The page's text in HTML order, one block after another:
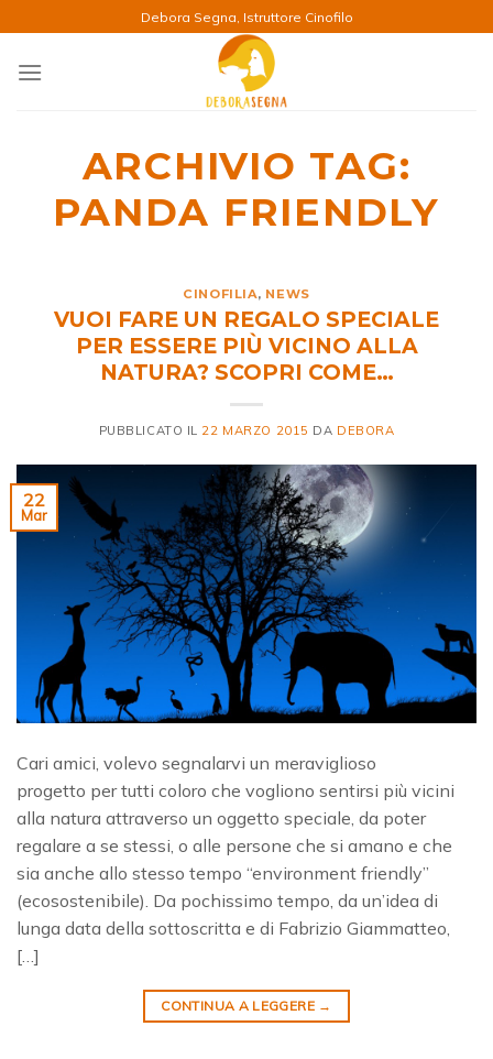
ai
contenuti
Debora Segna, Istruttore Cinofilo
ARCHIVIO TAG:
PANDA FRIENDLY
CINOFILIA, NEWS
VUOI FARE UN REGALO SPECIALE
PER ESSERE PIÙ VICINO ALLA
NATURA? SCOPRI COME…
PUBBLICATO IL 22 MARZO 2015 DA DEBORA
22
Mar
Cari amici, volevo segnalarvi un meraviglioso
progetto per tutti coloro che vogliono sentirsi più vicini
alla natura attraverso un oggetto speciale, da poter
regalare a se stessi, o alle persone che si amano e che
sia anche allo stesso tempo “environment friendly”
(ecosostenibile). Da pochissimo tempo, da un’idea di
lunga data della sottoscritta e di Fabrizio Giammatteo,
[…]
CONTINUA A LEGGERE →